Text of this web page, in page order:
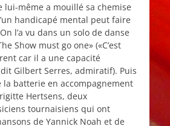
lui-même a mouillé sa chemise
handicapé mental peut faire
l’a vu dans un solo de danse
Show must go one» («C’est
car il a une capacité
Gilbert Serres, admiratif). Puis
la batterie en accompagnement
Hertsens, deux
tournaisiens qui ont
de Yannick Noah et de